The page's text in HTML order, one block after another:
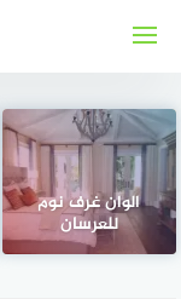
الوان غرف نوم
للعرسان